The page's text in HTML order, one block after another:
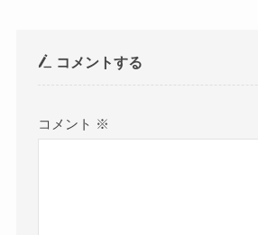
コメントする
コメント ※